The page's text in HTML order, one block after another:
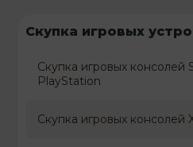
Скупка игровых
Скупка игровых консолей
PlayStation
Скупка игровых консолей